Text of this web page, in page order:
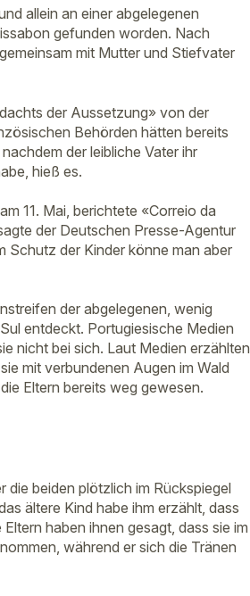
allein an einer abgelegenen
gefunden worden. Nach
mit Mutter und Stiefvater
der Aussetzung» von der
Behörden hätten bereits
der leibliche Vater ihr
hieß es.
11. Mai, berichtete «Correio da
der Deutschen Presse-Agentur
Schutz der Kinder könne man aber
der abgelegenen, wenig
entdeckt. Portugiesische Medien
nicht bei sich. Laut Medien erzählten
mit verbundenen Augen im Wald
Eltern bereits weg gewesen.
die beiden plötzlich im Rückspiegel
ältere Kind habe ihm erzählt, dass
haben ihnen gesagt, dass sie im
während er sich die Tränen